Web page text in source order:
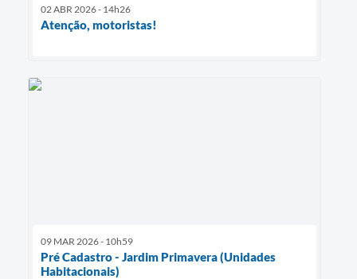
02 ABR 2026 - 14h26
Atenção, motoristas!
09 MAR 2026 - 10h59
Pré Cadastro - Jardim Primavera (Unidades
Habitacionais)